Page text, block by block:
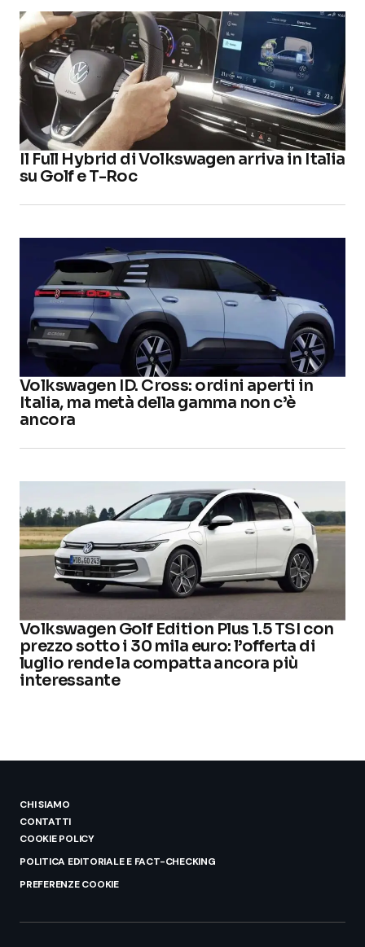
Il Full Hybrid di Volkswagen arriva in Italia
su Golf e T-Roc
Volkswagen ID. Cross: ordini aperti in
Italia, ma metà della gamma non c’è
ancora
Volkswagen Golf Edition Plus 1.5 TSI con
prezzo sotto i 30 mila euro: l’offerta di
luglio rende la compatta ancora più
interessante
CHI SIAMO
CONTATTI
COOKIE POLICY
POLITICA EDITORIALE E FACT-CHECKING
PREFERENZE COOKIE